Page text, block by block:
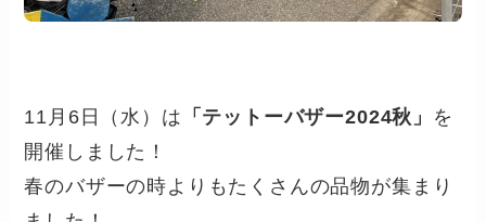
11月6日（水）は 「テットーバザー2024秋」
を
開催しました！
春のバザーの時よりもたくさんの品物が集まり